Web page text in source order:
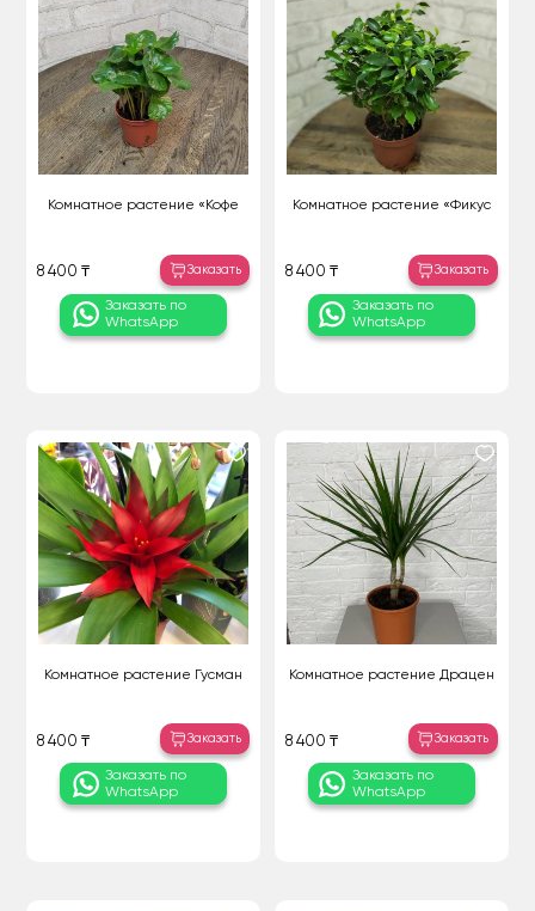
Комнатное растение «Кофе
8 400 ₸ Заказать
Заказать по
WhatsApp
Комнатное растение «Фикус
8 400 ₸ Заказать
Заказать по
WhatsApp
Комнатное растение Гусман
8 400 ₸ Заказать
Заказать по
WhatsApp
Комнатное растение Драцен
8 400 ₸ Заказать
Заказать по
WhatsApp